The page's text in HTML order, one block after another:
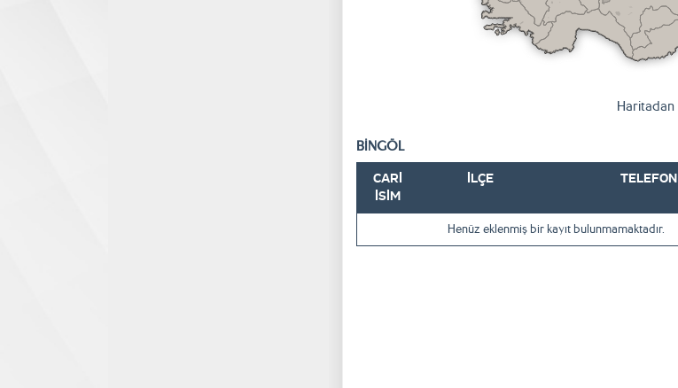
Haritadan
BİNGÖL
CARİ
İSİM
İLÇE TELEFON
Henüz eklenmiş bir kayıt bulunmamaktadır.